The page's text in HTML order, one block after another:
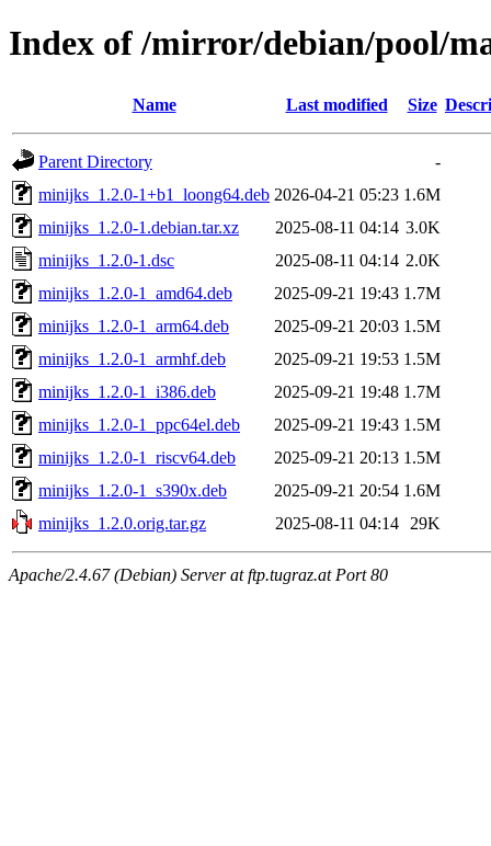
Index of /mirror/debian/pool/
Name Last modified Size
Parent Directory
-
minijks_1.2.0-1+b1_loong64.deb 2026-04-21 05:23 1.6M
minijks_1.2.0-1.debian.tar.xz
2025-08-11 04:14 3.0K
minijks_1.2.0-1.dsc
2025-08-11 04:14 2.0K
minijks_1.2.0-1_amd64.deb
2025-09-21 19:43 1.7M
minijks_1.2.0-1_arm64.deb
2025-09-21 20:03 1.5M
minijks_1.2.0-1_armhf.deb
2025-09-21 19:53 1.5M
minijks_1.2.0-1_i386.deb
2025-09-21 19:48 1.7M
minijks_1.2.0-1_ppc64el.deb
2025-09-21 19:43 1.5M
minijks_1.2.0-1_riscv64.deb
2025-09-21 20:13 1.5M
minijks_1.2.0-1_s390x.deb
2025-09-21 20:54 1.6M
minijks_1.2.0.orig.tar.gz
2025-08-11 04:14 29K
Apache/2.4.67 (Debian) Server at ftp.tugraz.at Port 80